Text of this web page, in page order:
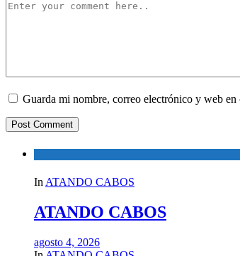
Guarda mi nombre, correo electrónico y web
In ATANDO CABOS
ATANDO CABOS
agosto 4, 2026